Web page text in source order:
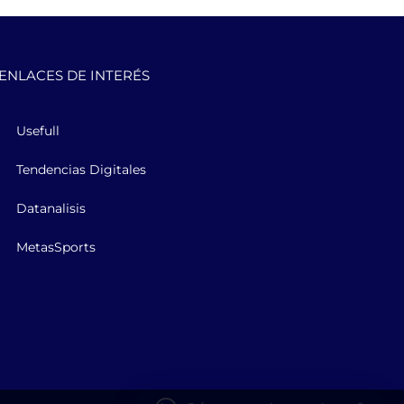
DE INTERÉS
Usefull
Tendencias Digitales
Datanalisis
MetasSports